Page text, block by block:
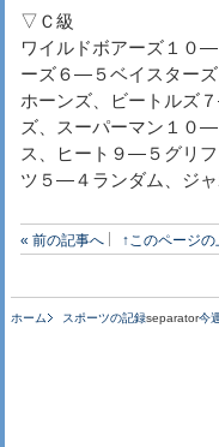
▽Ｃ級
ワイルドボアーズ１０
ーズ６―５ベイスター
ホーンズ、ビートルズ
ズ、スーパーマン１０
ス、ヒート９―５グリ
ツ５―４ランダム、ジ
« 前の記事へ ↑このページの
ホーム スポーツの記録separator今